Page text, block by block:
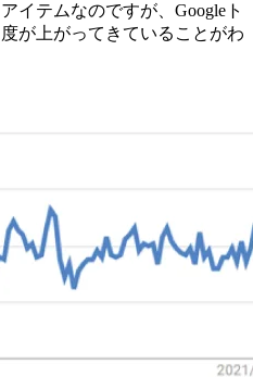
イテムなのですが、Googleト
が上がってきていることがわ